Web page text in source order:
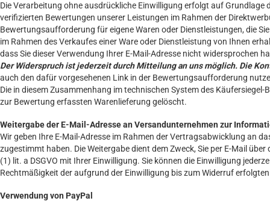
Die Verarbeitung ohne ausdrückliche Einwilligung erfolgt auf
verifizierten Bewertungen unserer Leistungen im Rahmen der
Bewertungsaufforderung für eigene Waren oder Dienstleistungen, die
im Rahmen des Verkaufes einer Ware oder Dienstleistung von Ihnen
dass Sie dieser Verwendung Ihrer E-Mail-Adresse nicht widersprochen
Der Widerspruch ist jederzeit durch Mitteilung an uns möglich. Die
auch den dafür vorgesehenen Link in der Bewertungsaufforderung
Die in diesem Zusammenhang im technischen System des
zur Bewertung erfassten Warenlieferung gelöscht.
Weitergabe der E-Mail-Adresse an Versandunternehmen zur
Wir geben Ihre E-Mail-Adresse im Rahmen der Vertragsabwicklung an
zugestimmt haben. Die Weitergabe dient dem Zweck, Sie per E-Mail
(1) lit. a DSGVO mit Ihrer Einwilligung. Sie können die Einwilligung
Rechtmäßigkeit der aufgrund der Einwilligung bis zum Widerruf
Verwendung von PayPal